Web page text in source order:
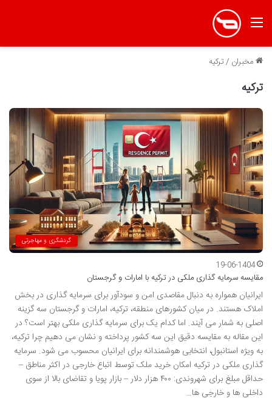
منو
مخبران /ترکیه
ترکیه
گردشگری و مهاجرتی
19-06-1404
مقایسه سرمایه گذاری ملکی در ترکیه با امارات و گرجستان
ایرانیان همواره به دنبال مقاصدی امن و سودآور برای سرمایه گذاری در بخش
املاک هستند. در میان کشورهای منطقه، ترکیه، امارات و گرجستان سه گزینه
اصلی به شمار می آیند. اما کدام یک برای سرمایه گذاری ملکی بهتر است؟ در
این مقاله به مقایسه دقیق این سه کشور پرداخته و نشان می دهیم چرا ترکیه،
به ویژه استانبول، انتخابی هوشمندانه برای ایرانیان محسوب می شود. سرمایه
گذاری ملکی در ترکیه امکان خرید ملک توسط اتباع خارجی در اکثر مناطق –
حداقل مبلغ برای شهروندی: ۴۰۰ هزار دلار – بازار پویا و تقاضای بالا از سوی
داخلی ها و خارجی ها…